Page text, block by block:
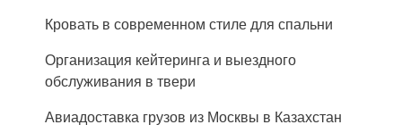
Кровать в современном стиле для спальни
Организация кейтеринга и выездного
обслуживания в твери
Авиадоставка грузов из Москвы в Казахстан